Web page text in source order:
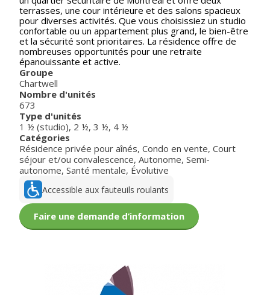
terrasses, une cour intérieure et des salons spacieux
pour diverses activités. Que vous choisissiez un studio
confortable ou un appartement plus grand, le bien-être
et la sécurité sont prioritaires. La résidence offre de
nombreuses opportunités pour une retraite
épanouissante et active.
Groupe
Chartwell
Nombre d'unités
673
Type d'unités
1 ½ (studio), 2 ½, 3 ½, 4 ½
Catégories
Résidence privée pour aînés, Condo en vente, Court
séjour et/ou convalescence, Autonome, Semi-
autonome, Santé mentale, Évolutive
Accessible aux fauteuils roulants
Faire une demande d’information